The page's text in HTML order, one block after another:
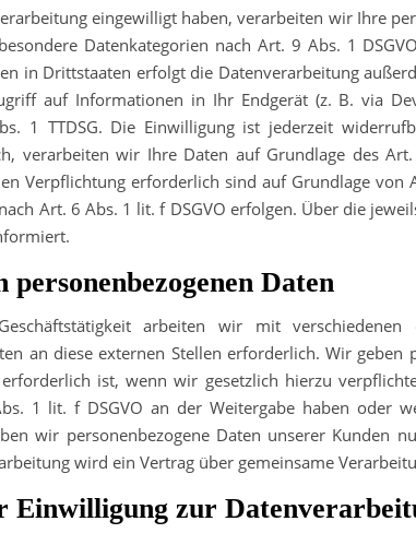
eingewilligt haben, verarbeiten wir Ihre
Datenkategorien nach Art. 9 Abs. 1
in Drittstaaten erfolgt die Datenverarbeitung
auf Informationen in Ihr Endgerät (z. B. via
1 TTDSG. Die Einwilligung ist jederzeit
verarbeiten wir Ihre Daten auf Grundlage des
Verpflichtung erforderlich sind auf Grundlage
Art. 6 Abs. 1 lit. f DSGVO erfolgen. Über die
Daten
arbeiten wir mit
an diese externen Stellen erforderlich. Wir
ist, wenn wir gesetzlich hierzu
1 lit. f DSGVO an der Weitergabe haben oder
wir personenbezogene Daten unserer Kunden
wird ein Vertrag über gemeinsame
zur